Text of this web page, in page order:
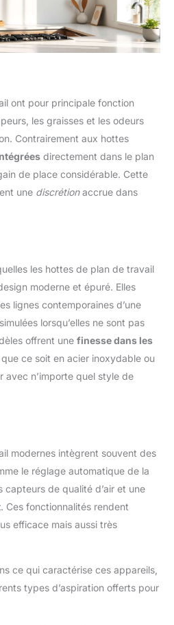
ont pour principale fonction
les graisses et les odeurs
Contrairement aux hottes
directement dans le plan
de place considérable. Cette
une discrétionaccrue dans
les hottes de plan de travail
moderne et épuré. Elles
lignes contemporaines d’une
lorsqu’elles ne sont pas
offrent une finesse dans les
ce soit en acier inoxydable ou
avec n’importe quel style de
modernes intègrent souvent des
le réglage automatique de la
capteurs de qualité d’air et une
. Ces fonctionnalités rendent
efficace mais aussi très
ce qui caractérise ces appareils,
types d’aspiration offerts pour